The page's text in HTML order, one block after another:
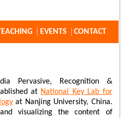
EVENTS CONTACT
Pervasive, Recognition &
at National Key Lab for
at Nanjing University, China.
visualizing the content of